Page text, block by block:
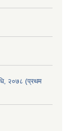
२०७८ (प्रथम